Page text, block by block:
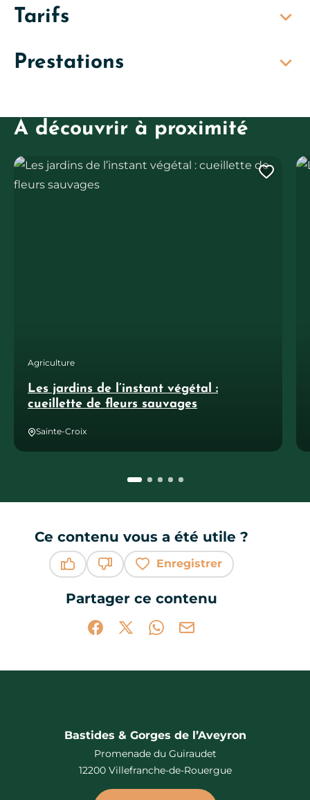
Tarifs
Prestations
À découvrir à proximité
Les jardins de l’instant végétal :
cueillette de fleurs sauvages
Agriculture
Sainte-Croix
Les jardins de l’instant végétal : cueillette de fleurs sauvages
La
Ce contenu vous a été utile ?
Enregistrer
Partager ce contenu
Partager sur Facebook (nouvelle
Partager sur X / Twitter (nouvelle
Partager sur WhatsApp
Partager par mail
Bastides & Gorges de l’Aveyron
Promenade du Guiraudet
12200 Villefranche-de-Rouergue